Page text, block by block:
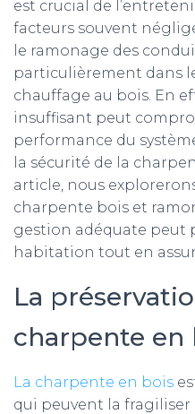
est crucial de
facteurs souvent
le ramonage des
particulièrement dans
chauffage au bois. En
insuffisant peut
performance du
la sécurité de la
article, nous
charpente bois et
gestion adéquate peut
habitation tout en
La
charpente en
La charpente en bois
qui peuvent la fragiliser